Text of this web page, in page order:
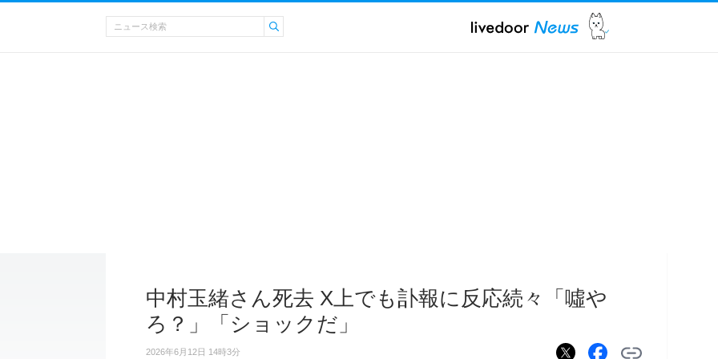
中村玉緒さん死去 X上でも訃報に反応続々「噓や
ろ？」「ショックだ」
2026年6月12日 14時3分